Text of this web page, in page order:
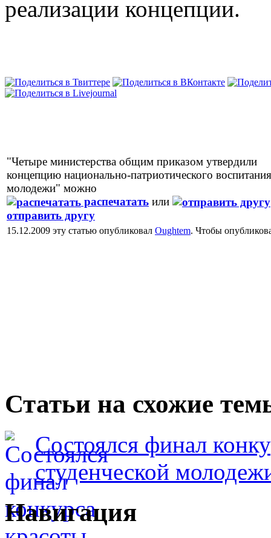
реализации концепции.
"Четыре министерства общим приказом утвердили
концепцию национально-патриотического воспитания
молодежи" можно
распечатать или
отправить другу
15.12.2009 эту статью опубликовал Oughtem. Чтобы
Статьи на схожие
Состоялся финал
студенческой
Навигация